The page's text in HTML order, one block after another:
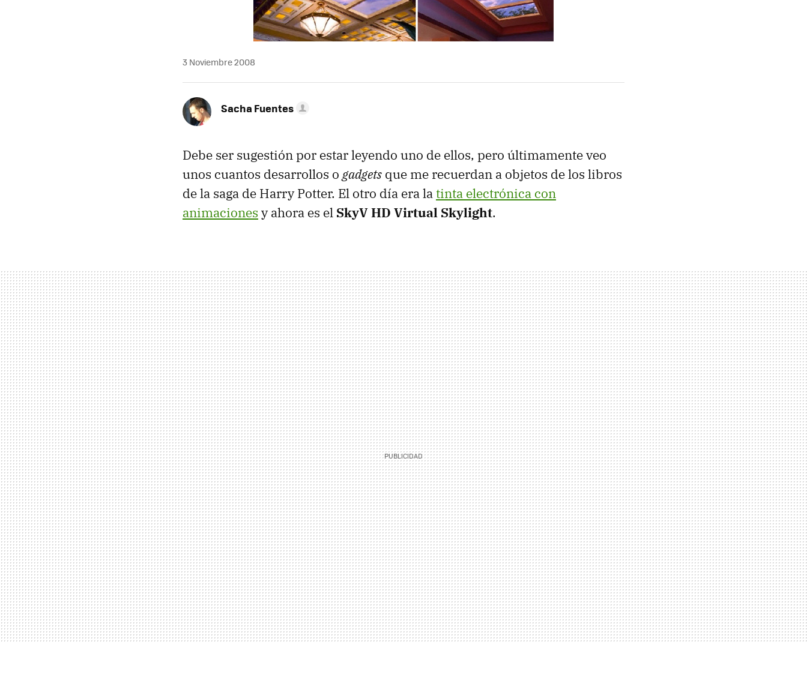
3 Noviembre 2008
Sacha Fuentes
Debe ser sugestión por estar leyendo uno de ellos, pero últimamente veo
unos cuantos desarrollos o gadgets que me recuerdan a objetos de los libros
de la saga de Harry Potter. El otro día era latinta electrónica con
animaciones y ahora es el SkyV HD Virtual Skylight.